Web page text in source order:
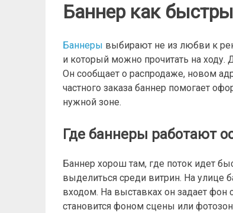
Баннер как
Баннеры выбирают не из любви к
и который можно прочитать на ходу.
Он сообщает о распродаже, новом
частного заказа баннер помогает
нужной зоне.
Где баннеры работают
Баннер хорош там, где поток идет
выделиться среди витрин. На улице
входом. На выставках он задает фон
становится фоном сцены или